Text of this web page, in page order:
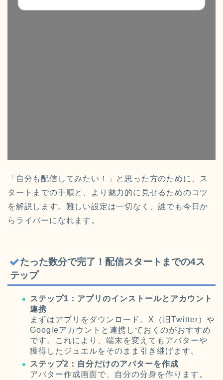
「自分も配信してみたい！」と思った方のために、ス
タートまでの手順と、より魅力的に見せるためのコツ
を解説します。難しい設定は一切なく、誰でも今日か
らライバーになれます。
たった数分で完了！配信スタートまでの4ス
テップ
ステップ1：アプリのインストールとアカウント
連携
まずはアプリをダウンロード。X（旧Twitter）や
Googleアカウントと連携しておくのがおすすめ
です。これにより、端末を変えてもアバターや
獲得したジュエルをそのまま引き継げます。
ステップ2：自分だけのアバターを作成
アバター作成画面で、自分の分身を作ります。